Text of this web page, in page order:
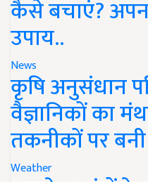
कैसे बचाएं?
उपाय..
News
कृषि अनुसंधान
वैज्ञानिकों का
तकनीकों पर
Weather